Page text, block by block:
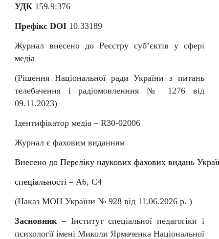
УДК 159.9:376
Префікс DOI 10.33189
Журнал внесено до Реєстру суб’єктів у сфері
медіа
(Рішення Національної ради України з питань
телебачення і радіомовленння № 1276 від
09.11.2023)
Ідентифікатор медіа – R30-02006
Журнал є фаховим виданням
Внесено до Перелiку наукових фахових видань
спеціальності–А6, С4
(Наказ МОН України № 928 від 11.06.2026 р. )
Засновник – Інститут спеціальної педагогіки і
психології імені Миколи Ярмаченка Національної